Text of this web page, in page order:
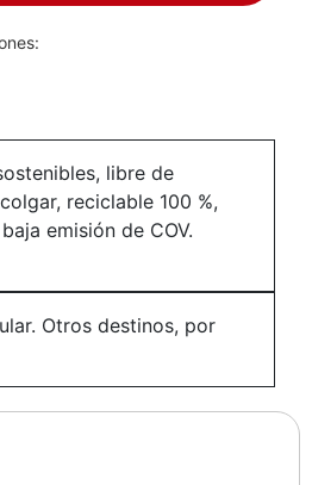
libre de
reciclable 100 %,
emisión de COV.
Otros destinos, por